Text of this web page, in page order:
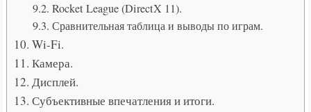
9.2. Rocket League (DirectX 11).
9.3. Сравнительная таблица и выводы по играм.
10. Wi-Fi.
11. Камера.
12. Дисплей.
13. Субъективные впечатления и итоги.